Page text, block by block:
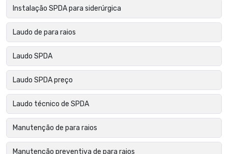
Instalação SPDA para siderúrgica
Laudo de para raios
Laudo SPDA
Laudo SPDA preço
Laudo técnico de SPDA
Manutenção de para raios
Manutenção preventiva de para raios